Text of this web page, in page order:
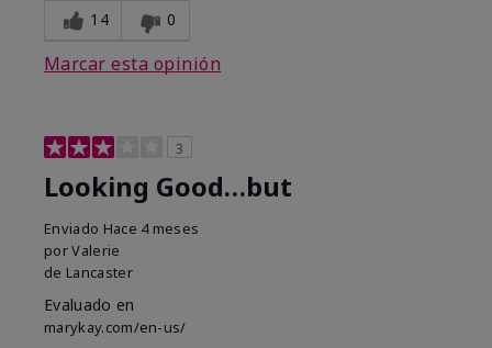
14 0
Marcar esta opinión
3
Looking Good…but
Enviado Hace 4 meses
porValerie
de Lancaster
Evaluado en
marykay.com/en-us/